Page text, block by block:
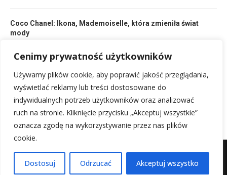
Cenimy prywatność użytkowników
Używamy plików cookie, aby poprawić jakość przeglądania,
wyświetlać reklamy lub treści dostosowane do
indywidualnych potrzeb użytkowników oraz analizować
ruch na stronie. Kliknięcie przycisku „Akceptuj wszystkie”
oznacza zgodę na wykorzystywanie przez nas plików
cookie.
Dostosuj Odrzucać Akceptuj wszystko
Coco Chanel: Ikona, Mademoiselle, która zmieniła świat
mody
Clara Schumann: Pianistka i Kompozytorka, Żona Roberta
Schumanna
6 lutego, 2026
Mapa witryny Kontakt z nami